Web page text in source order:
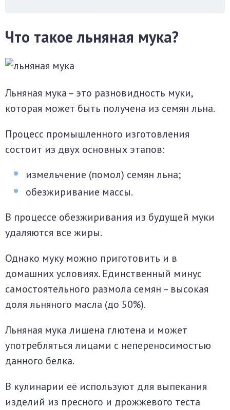
Что такое льняная мука?
Льняная мука – это разновидность муки,
которая может быть получена из семян льна.
Процесс промышленного изготовления
состоит из двух основных этапов:
измельчение (помол) семян льна;
обезжиривание массы.
В процессе обезжиривания из будущей муки
удаляются все жиры.
Однако муку можно приготовить и в
домашних условиях. Единственный минус
самостоятельного размола семян – высокая
доля льняного масла (до 50%).
Льняная мука лишена глютена и может
употребляться лицами с непереносимостью
данного белка.
В кулинарии её используют для выпекания
изделий из пресного и дрожжевого теста